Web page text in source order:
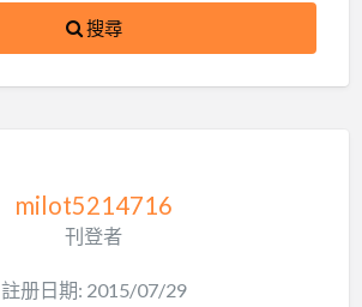
搜尋
milot5214716
刊登者
註册日期: 2015/07/29